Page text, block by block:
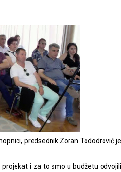
predsednik Zoran Tododrović je
i za to smo u budžetu odvojili